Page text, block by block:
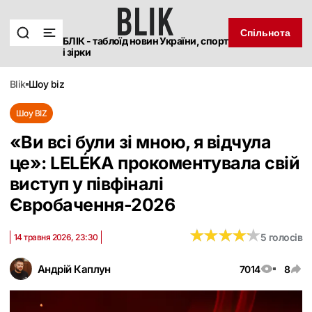
БЛІК - таблоїд новин України, спорт
і зірки
Спільнота
blik шоу biz
Шоу BIZ
«Ви всі були зі мною, я відчула
це»: LELÉKA прокоментувала свій
виступ у півфіналі
Євробачення-2026
Андрій Каплун 7014 8
14 травня 2026, 23:30 ★★★★★
★★★★★5 голосів